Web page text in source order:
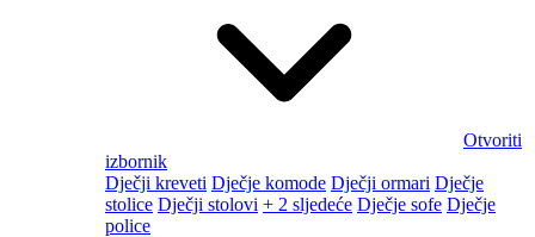
Otvoriti
izbornik
Dječji kreveti Dječje komode Dječji ormari Dječje
stolice Dječji stolovi + 2 sljedeće Dječje sofe Dječje
police